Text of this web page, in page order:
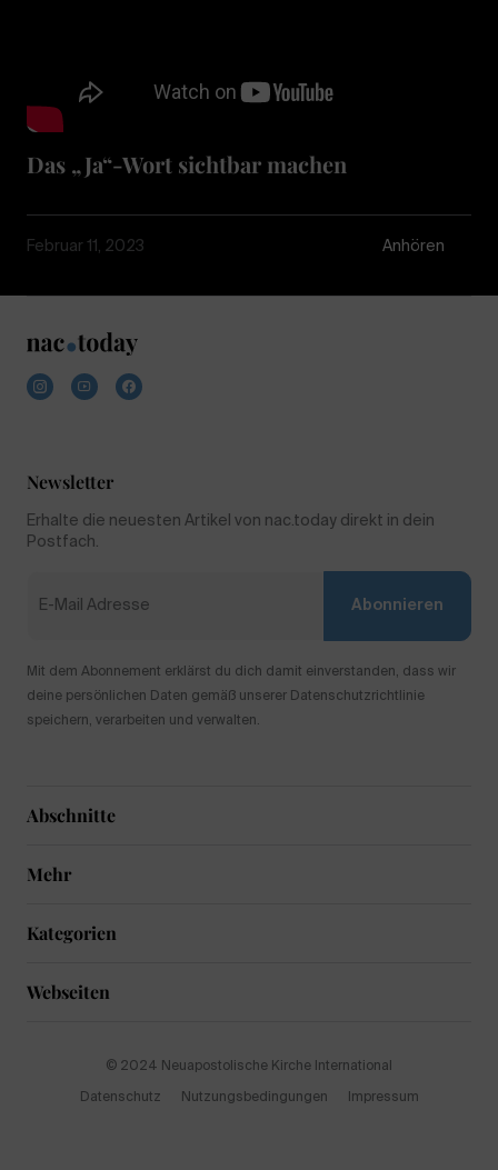
Das „Ja“-Wort sichtbar machen
Februar 11, 2023 Anhören
Abschnitte
Mehr
Newsletter
Erhalte die neuesten Artikel von nac.today direkt in dein
Postfach.
Abonnieren
Mit dem Abonnement erklärst du dich damit einverstanden, dass wir
deine persönlichen Daten gemäß unserer Datenschutzrichtlinie
speichern, verarbeiten und verwalten.
Kategorien
Webseiten
© 2024 Neuapostolische Kirche International
Datenschutz Nutzungsbedingungen Impressum